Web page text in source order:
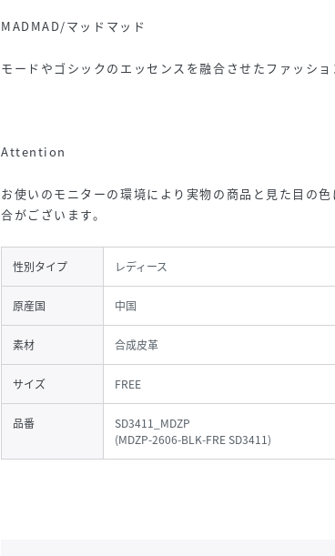
MADMAD/マッドマッド
モードやゴシックのエッセンスを融合させたファッショ
Attention
お使いのモニターの環境により実物の商品と見た目の
合がございます。
性別タイプ レディース
原産国 中国
素材 合成皮革
サイズ FREE
品番
SD3411_MDZP
(MDZP-2606-BLK-FRE SD3411)